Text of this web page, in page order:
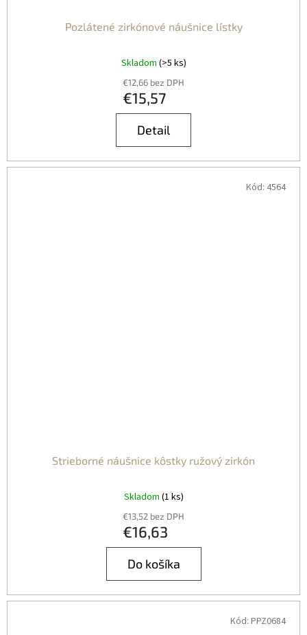
Pozlátené zirkónové náušnice lístky
Skladom (>5 ks)
€12,66 bez DPH
€15,57
Detail
Strieborné náušnice kôstky ružový zirkón
Skladom (1 ks)
€13,52 bez DPH
€16,63
Do košíka
Kód: 4564
Kód: PPZ0684